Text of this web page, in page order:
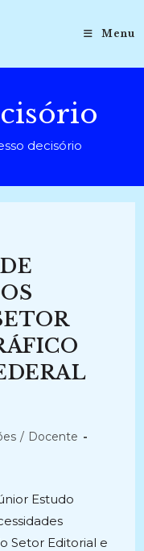
Menu
decisório
/ Docente
Estudo
Setor Editorial e